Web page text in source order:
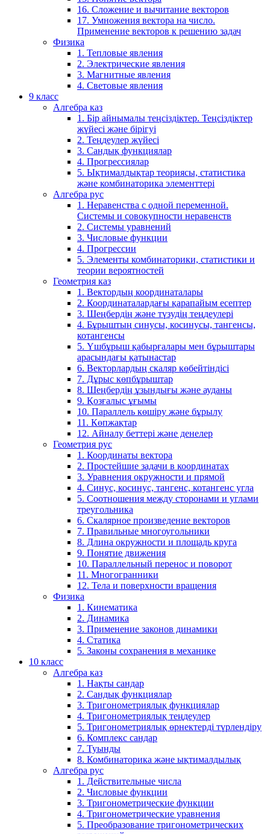
16. Сложение и вычитание векторов
17. Умножения вектора на число.
Применение векторов к решению задач
Физика
1. Тепловые явления
2. Электрические явления
3. Магнитные явления
4. Световые явления
9 класс
Алгебра каз
1. Бір айнымалы теңсіздіктер. Теңсіздіктер
жүйесі және бірігуі
2. Теңдеулер жүйесі
3. Сандық функциялар
4. Прогрессиялар
5. Ықтималдықтар теориясы, статистика
және комбинаторика элементтері
Алгебра рус
1. Неравенства с одной переменной.
Системы и совокупности неравенств
2. Системы уравнений
3. Числовые функции
4. Прогрессии
5. Элементы комбинаторики, статистики и
теории вероятностей
Геометрия каз
1. Вектордың координаталары
2. Координаталардағы қарапайым есептер
3. Шеңбердің және түзудің теңдеулері
4. Бұрыштың синусы, косинусы, тангенсы,
котангенсы
5. Үшбұрыш қабырғалары мен бұрыштары
арасындағы қатынастар
6. Векторлардың скаляр көбейтіндісі
7. Дұрыс көпбұрыштар
8. Шеңбердің ұзындығы және ауданы
9. Қозғалыс ұғымы
10. Параллель көшіру және бұрылу
11. Көпжақтар
12. Айналу беттері және денелер
Геометрия рус
1. Координаты вектора
2. Простейшие задачи в координатах
3. Уравнения окружности и прямой
4. Синус, косинус, тангенс, котангенс угла
5. Соотношения между сторонами и углами
треугольника
6. Скалярное произведение векторов
7. Правильные многоугольники
8. Длина окружности и площадь круга
9. Понятие движения
10. Параллельный перенос и поворот
11. Многогранники
12. Тела и поверхности вращения
Физика
1. Кинематика
2. Динамика
3. Применение законов динамики
4. Статика
5. Законы сохранения в механике
10 класс
Алгебра каз
1. Нақты сандар
2. Сандық функциялар
3. Тригонометриялық функциялар
4. Тригонометриялық теңдеулер
5. Тригонометриялық өрнектерді түрлендіру
6. Комплекс сандар
7. Туынды
8. Комбинаторика және ықтималдылық
Алгебра рус
1. Действительные числа
2. Числовые функции
3. Тригонометрические функции
4. Тригонометрические уравнения
5. Преобразование тригонометрических